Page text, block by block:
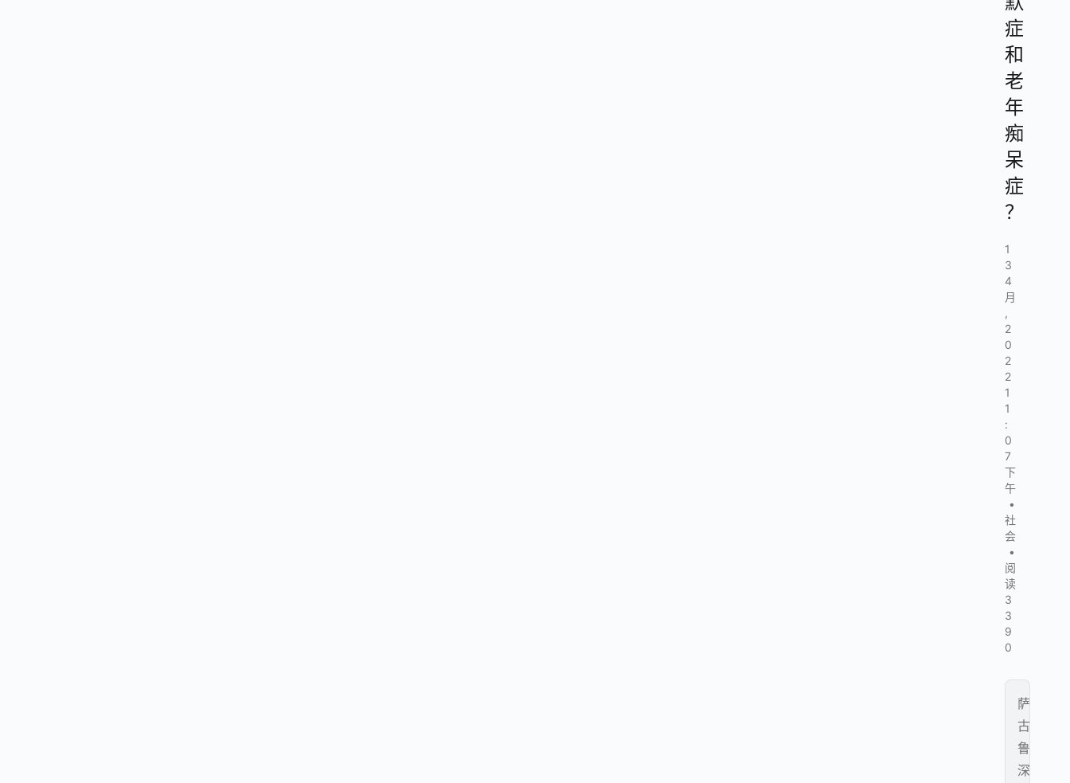
症
和
老
年
痴
呆
症
？
1
3
4
月
,
2
0
2
2
1
1
:
0
7
下
午
•
社
会
•
阅
读
3
3
9
0
萨
古
鲁
深